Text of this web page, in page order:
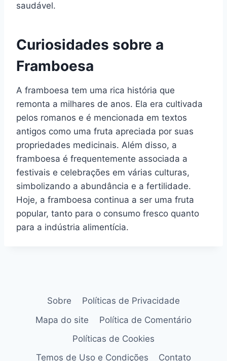
saudável.
Curiosidades sobre a
Framboesa
A framboesa tem uma rica história que
remonta a milhares de anos. Ela era cultivada
pelos romanos e é mencionada em textos
antigos como uma fruta apreciada por suas
propriedades medicinais. Além disso, a
framboesa é frequentemente associada a
festivais e celebrações em várias culturas,
simbolizando a abundância e a fertilidade.
Hoje, a framboesa continua a ser uma fruta
popular, tanto para o consumo fresco quanto
para a indústria alimentícia.
Sobre
Políticas de Privacidade
Mapa do site
Política de Comentário
Políticas de Cookies
Temos de Uso e Condições
Contato